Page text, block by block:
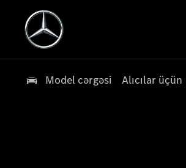
Model cərgəsi Alıcılar üçün